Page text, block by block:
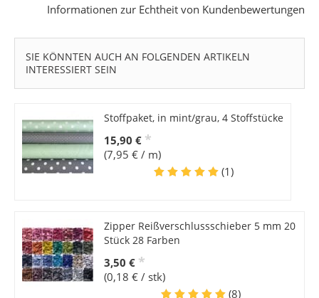
Informationen zur Echtheit von Kundenbewertungen
SIE KÖNNTEN AUCH AN FOLGENDEN ARTIKELN
INTERESSIERT SEIN
Stoffpaket, in mint/grau, 4 Stoffstücke
15,90 € *
(7,95 € / m)
(1)
Zipper Reißverschlussschieber 5 mm 20
Stück 28 Farben
3,50 € *
(0,18 € / stk)
(8)